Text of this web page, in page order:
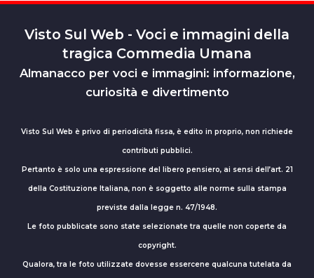
Visto Sul Web - Voci e immagini della
tragica Commedia Umana
Almanacco per voci e immagini: informazione,
curiosità e divertimento
Visto Sul Web è privo di periodicità fissa, è edito in proprio, non richiede
contributi pubblici.
Pertanto è solo una espressione del libero pensiero, ai sensi dell’art. 21
della Costituzione Italiana, non è soggetto alle norme sulla stampa
previste dalla legge n. 47/1948.
Le foto pubblicate sono state selezionate tra quelle non coperte da
copyright.
Qualora, tra le foto utilizzate dovesse essercene qualcuna tutelata da